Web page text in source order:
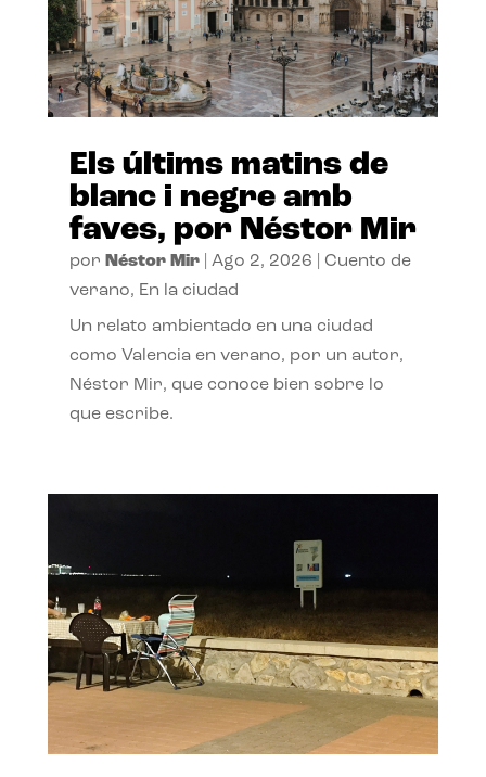
Els últims matins de
blanc i negre amb
faves, por Néstor Mir
por Néstor Mir| Ago 2, 2026
Cuento de
verano, En la ciudad
Un relato ambientado en una ciudad
como Valencia en verano, por un autor,
Néstor Mir, que conoce bien sobre lo
que escribe.